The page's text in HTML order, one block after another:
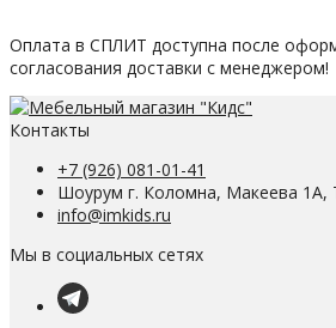
Оплата в СПЛИТ доступна после
согласования доставки с менеджером!
Контакты
+7 (926) 081-01-41
Шоурум г. Коломна, Макеева 1А,
info@imkids.ru
Мы в социальных сетях